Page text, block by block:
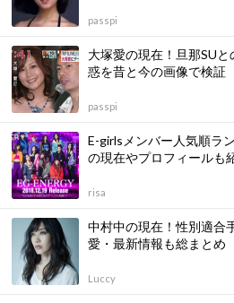
passpi
大塚愛の現在！旦那SU
惑を昔と今の画像で検証
passpi
E-girlsメンバー人気順ラ
の現在やプロフィールも
risa
中村中の現在！性別適合
愛・最新情報も総まとめ
Luccy